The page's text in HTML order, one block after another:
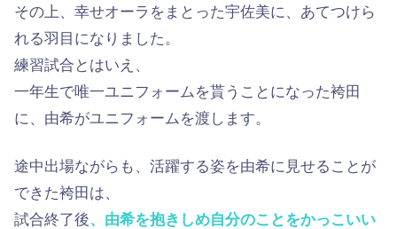
その上、幸せオーラをまとった宇佐美に、あてつけら
れる羽目になりました。
練習試合とはいえ、
一年生で唯一ユニフォームを貰うことになった袴田
に、由希がユニフォームを渡します。
途中出場ながらも、活躍する姿を由希に見せることが
できた袴田は、
試合終了後、由希を抱きしめ自分のことをかっこいい